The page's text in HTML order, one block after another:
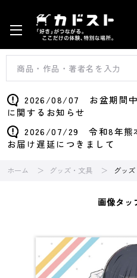
2026/08/07 お盆期間中
に関するお知らせ
2026/07/29 令和8年熊
お届け遅延につきまして
ホーム グッズ・文具 グッズ
画像タッ